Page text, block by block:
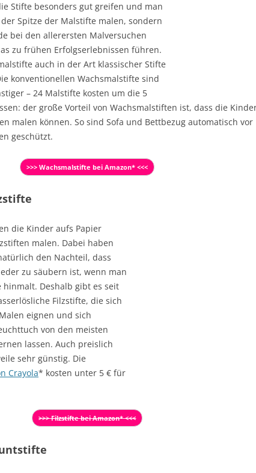
Stifte besonders gut greifen und man
Spitze der Malstifte malen, sondern
bei den allerersten Malversuchen
zu frühen Erfolgserlebnissen führen.
auch in der Art klassischer Stifte
konventionellen Wachsmalstifte sind
– 24 Malstifte kosten um die 5
der große Vorteil von Wachsmalstiften ist, dass die
malen können. So sind Sofa und Bettbezug automatisch vor
geschützt.
>>> Wachsmalstifte bei Amazon* <<<
die Kinder aufs Papier
malen. Dabei haben
den Nachteil, dass
zu säubern ist, wenn man
hinmalt. Deshalb gibt es seit
Filzstifte, die sich
eignen und sich
von den meisten
lassen. Auch preislich
sehr günstig. Die
Crayola* kosten unter 5 € für
>>> Filzstifte bei Amazon* <<<